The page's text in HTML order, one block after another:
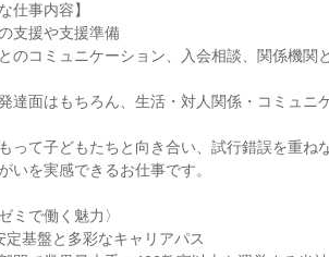
仕事内容】
支援や支援準備
のコミュニケーション、入会相談、関係機関
達面はもちろん、生活・対人関係・コミュニ
って子どもたちと向き合い、試行錯誤を重
いを実感できるお仕事です。
ミで働く魅力〉
定基盤と多彩なキャリアパス